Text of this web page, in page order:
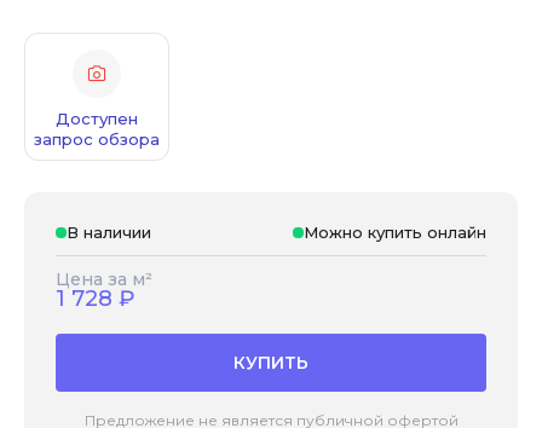
Доступен
запрос обзора
В наличии Можно купить онлайн
Цена за м²
1 728 ₽
КУПИТЬ
Предложение не является публичной офертой